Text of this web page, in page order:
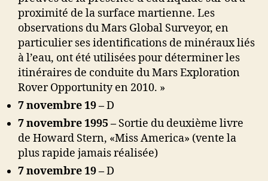
proximité de la surface martienne. Les
observations du Mars Global Surveyor, en
particulier ses identifications de minéraux liés
à l’eau, ont été utilisées pour déterminer les
itinéraires de conduite du Mars Exploration
Rover Opportunity en 2010. »
7 novembre 19 –D
7 novembre 1995 – Sortie du deuxième livre
de Howard Stern, «Miss America» ​​(vente la
plus rapide jamais réalisée)
7 novembre 19 –D